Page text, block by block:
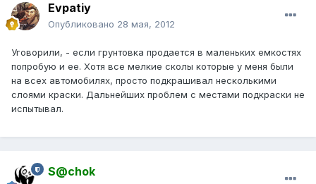
Evpatiy
Опубликовано 28 мая, 2012
Уговорили, - если грунтовка продается в маленьких емкостях
попробую и ее. Хотя все мелкие сколы которые у меня были
на всех автомобилях, просто подкрашивал несколькими
слоями краски. Дальнейших проблем с местами подкраски не
испытывал.
S@chok